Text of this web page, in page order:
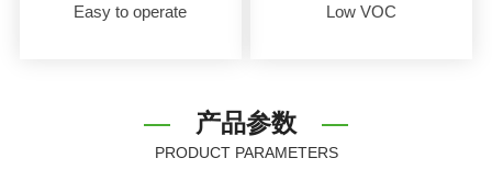
Easy to operate Low VOC
产品参数
PRODUCT PARAMETERS